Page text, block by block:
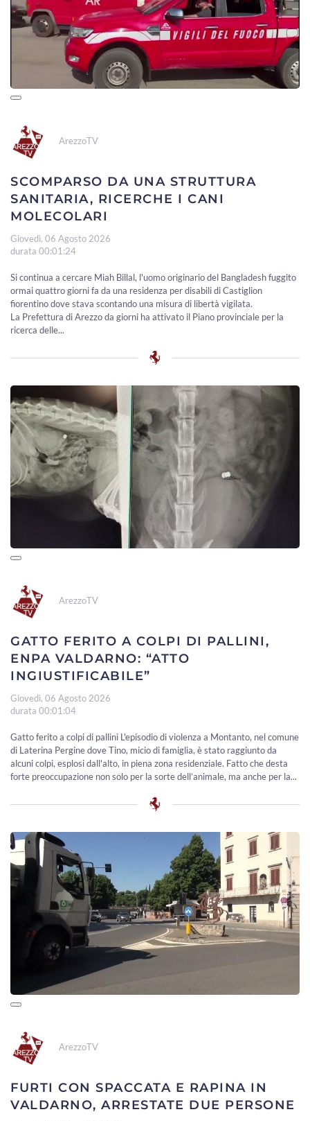
ArezzoTV
SCOMPARSO DA UNA STRUTTURA
SANITARIA, RICERCHE I CANI
MOLECOLARI
Giovedì, 06 Agosto 2026
durata 00:01:24
Si continua a cercare Miah Billal, l'uomo originario del Bangladesh fuggito
ormai quattro giorni fa da una residenza per disabili di Castiglion
fiorentino dove stava scontando una misura di libertà vigilata.
La Prefettura di Arezzo da giorni ha attivato il Piano provinciale per la
ricerca delle...
ArezzoTV
GATTO FERITO A COLPI DI PALLINI,
ENPA VALDARNO: “ATTO
INGIUSTIFICABILE”
Giovedì, 06 Agosto 2026
durata 00:01:04
Gatto ferito a colpi di pallini L'episodio di violenza a Montanto, nel comune
di Laterina Pergine dove Tino, micio di famiglia, è stato raggiunto da
alcuni colpi, esplosi dall'alto, in piena zona residenziale. Fatto che desta
forte preoccupazione non solo per la sorte dell’animale, ma anche per la...
ArezzoTV
FURTI CON SPACCATA E RAPINA IN
VALDARNO, ARRESTATE DUE PERSONE